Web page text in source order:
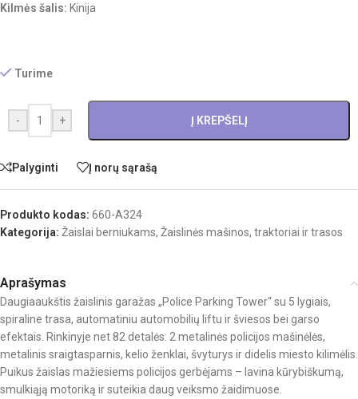
Kilmės šalis: Kinija
Turime
- + Į KREPŠELĮ
Palyginti Į norų sąrašą
Produkto kodas: 660-A324
Kategorija: Žaislai berniukams, Žaislinės mašinos, traktoriai ir trasos
Aprašymas
Daugiaaukštis žaislinis garažas „Police Parking Tower“ su 5 lygiais,
spiraline trasa, automatiniu automobilių liftu ir šviesos bei garso
efektais. Rinkinyje net 82 detalės: 2 metalinės policijos mašinėlės,
metalinis sraigtasparnis, kelio ženklai, švyturys ir didelis miesto kilimėlis.
Puikus žaislas mažiesiems policijos gerbėjams – lavina kūrybiškumą,
smulkiąją motoriką ir suteikia daug veiksmo žaidimuose.